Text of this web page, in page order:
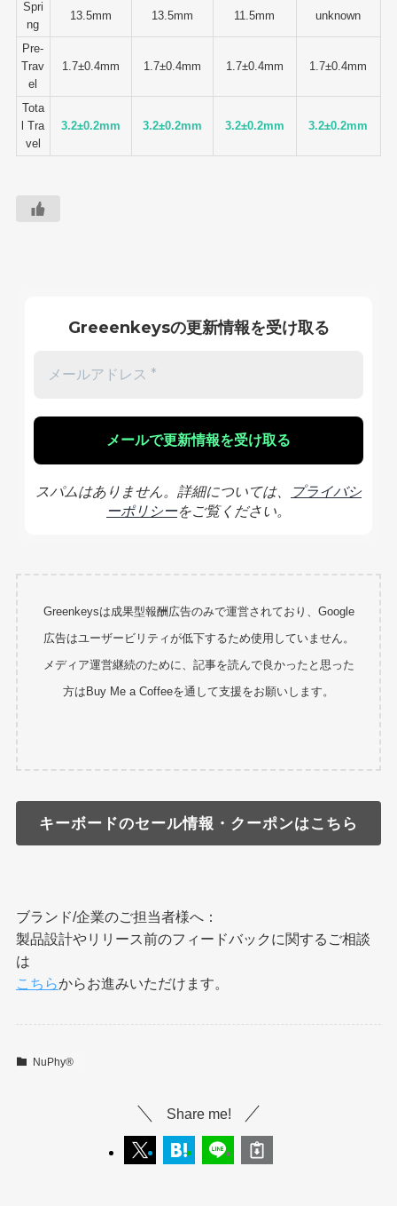
Spri
ng
13.5mm 13.5mm 11.5mm unknown
Pre-
Trav
el
1.7±0.4mm 1.7±0.4mm 1.7±0.4mm 1.7±0.4mm
Tota
l Tra
vel
3.2±0.2mm 3.2±0.2mm 3.2±0.2mm 3.2±0.2mm
Greeenkeysの更新情報を受け取る
スパムはありません。詳細については、
プライバシ
ーポリシーをご覧ください。
Greenkeysは成果型報酬広告のみで運営されており、Google
広告はユーザービリティが低下するため使用していません。
メディア運営継続のために、記事を読んで良かったと思った
方はBuy Me a Coffeeを通して支援をお願いします。
キーボードのセール情報・クーポンはこちら
ブランド/企業のご担当者様へ：
製品設計やリリース前のフィードバックに関するご相談
は
こちらからお進みいただけます。
NuPhy®︎
Share me!